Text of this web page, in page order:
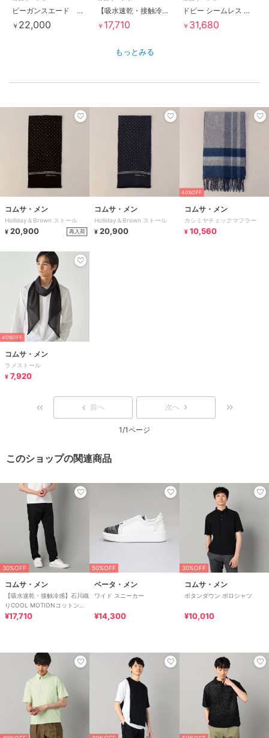
ビーガンスエード レギュラーカラーシャツ
￥ 22,000
【吸水速乾・接触冷感】石川織りCOOL MOTIONコットンドビーストレッチ スリムパンツ
￥ 17,710
ドビー シームレス ダウンブルゾン
￥ 31,680
もっとみる
コムサ・メン
Holliday＆Brown ストール
¥ 20,900 再入荷
コムサ・メン
Holliday＆Brown ストール
¥ 20,900
40%OFF
コムサ・メン
カシミヤチェックマフラー
¥ 10,560
40%OFF
コムサ・メン
ラメストール
¥ 7,920
前へ 次へ
1/1ページ
このショップの関連商品
30%OFF
コムサ・メン
【吸水速乾・接触冷感】石川織
りCOOL MOTIONコットンド
ビーストレッチ スリムパンツ
¥17,710
50%OFF
ベータ・メン
ワイド スニーカー
¥14,300
30%OFF
コムサ・メン
ボタンダウン ポロシャツ
¥10,010